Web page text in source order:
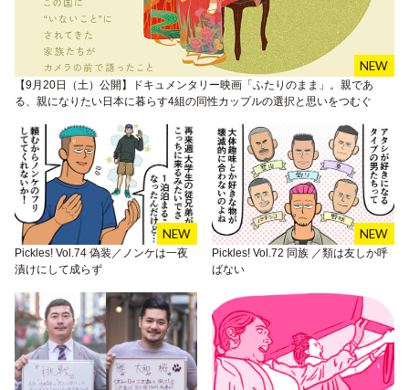
【9月20日（土）公開】ドキュメンタリー映画「ふたりのまま」。親であ
る、親になりたい日本に暮らす4組の同性カップルの選択と思いをつむぐ
Pickles! Vol.74 偽装／ノンケは一夜
漬けにして成らず
Pickles! Vol.72 同族 ／類は友しか呼
ばない